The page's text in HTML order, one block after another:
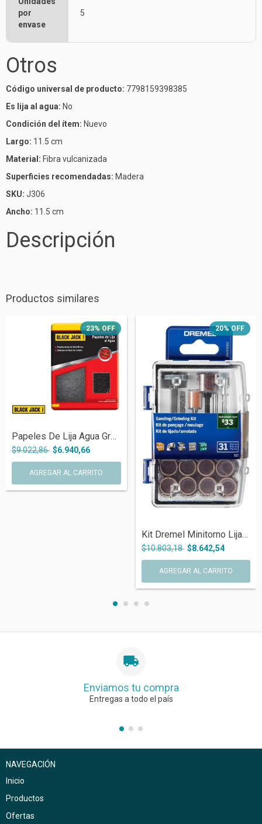
por
envase
5
Otros
Código universal de producto: 7798159398385
Es lija al agua: No
Condición del ítem: Nuevo
Largo: 11.5 cm
Material: Fibra vulcanizada
Superficies recomendadas: Madera
SKU: J306
Ancho: 11.5 cm
Descripción
Productos similares
23%OFF
Papeles De Lija Agua Grano P400 Black Ja...
$9.022,86 $6.940,66
AGREGAR AL CARRITO
20%OFF
Kit Dremel Minitorno Lijado Pulido 31 Pi...
$10.803,18 $8.642,54
Enviamos tu compra
Entregas a todo el país
NAVEGACIÓN
Inicio
Productos
Ofertas